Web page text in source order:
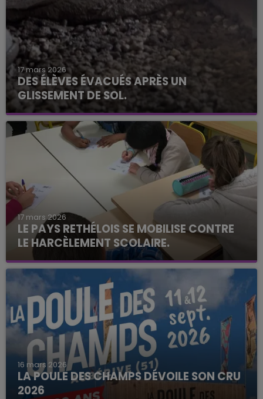
17 mars 2026
DES ÉLÈVES ÉVACUÉS APRÈS UN
GLISSEMENT DE SOL.
17 mars 2026
LE PAYS RETHÉLOIS SE MOBILISE CONTRE
LE HARCÈLEMENT SCOLAIRE.
16 mars 2026
LA POULE DES CHAMPS DÉVOILE SON CRU
2026